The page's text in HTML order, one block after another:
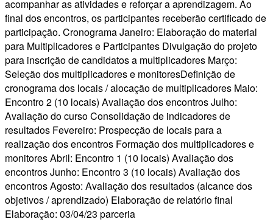
acompanhar as atividades e reforçar a aprendizagem. Ao
final dos encontros, os participantes receberão certificado de
participação. Cronograma Janeiro: Elaboração do material
para Multiplicadores e Participantes Divulgação do projeto
para inscrição de candidatos a multiplicadores Março:
Seleção dos multiplicadores e monitoresDefinição de
cronograma dos locais / alocação de multiplicadores Maio:
Encontro 2 (10 locais) Avaliação dos encontros Julho:
Avaliação do curso Consolidação de indicadores de
resultados Fevereiro: Prospecção de locais para a
realização dos encontros Formação dos multiplicadores e
monitores Abril: Encontro 1 (10 locais) Avaliação dos
encontros Junho: Encontro 3 (10 locais) Avaliação dos
encontros Agosto: Avaliação dos resultados (alcance dos
objetivos / aprendizado) Elaboração de relatório final
Elaboração: 03/04/23 parceria